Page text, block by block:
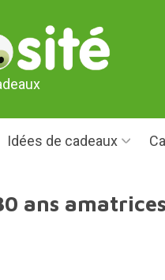
Idées de cadeaux
ans